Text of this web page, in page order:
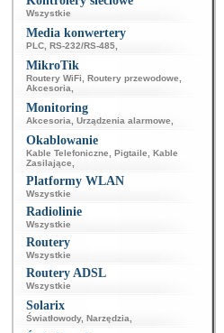
Wszystkie
Media konwertery
PLC RS-232/RS-485
MikroTik
Routery WiFi Routery przewodowe
Akcesoria
Monitoring
Akcesoria Urządzenia alarmowe
Okablowanie
Kable Telefoniczne Pigtaile
Kable
Zasilające
Platformy WLAN
Wszystkie
Radiolinie
Wszystkie
Routery
Wszystkie
Routery ADSL
Wszystkie
Solarix
Światłowody, Narzędzia